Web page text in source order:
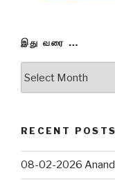
இது வரை …
RECENT POSTS
08-02-2026